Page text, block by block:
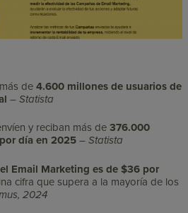
de4.600 millones de usuarios de
–Statista
y reciban más de376.000
día en 2025 –Statista
Email Marketing es de $36 por
cifra que supera a la mayoría de los
2024